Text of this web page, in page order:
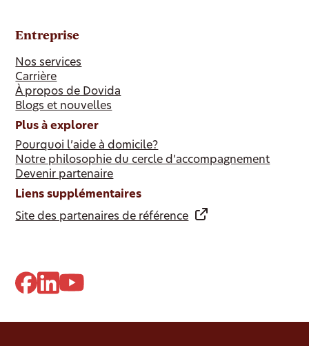
Entreprise
Nos services
Carrière
À propos de Dovida
Blogs et nouvelles
Plus à explorer
Pourquoi l’aide à domicile?
Notre philosophie du cercle d’accompagnement
Devenir partenaire
Liens supplémentaires
Site des partenaires de référence